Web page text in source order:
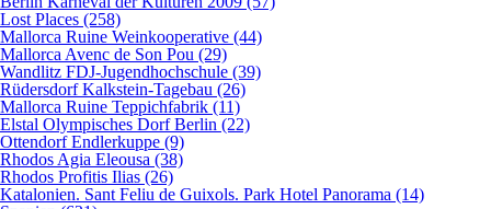
Lost Places (258)
Mallorca Ruine Weinkooperative (44)
Mallorca Avenc de Son Pou (29)
Wandlitz FDJ-Jugendhochschule (39)
Rüdersdorf Kalkstein-Tagebau (26)
Mallorca Ruine Teppichfabrik (11)
Elstal Olympisches Dorf Berlin (22)
Ottendorf Endlerkuppe (9)
Rhodos Agia Eleousa (38)
Rhodos Profitis Ilias (26)
Katalonien. Sant Feliu de Guixols. Park Hotel Panorama (14)